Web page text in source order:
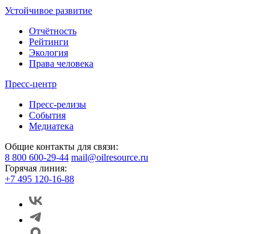
Устойчивое развитие
Отчётность
Рейтинги
Экология
Права человека
Пресс-центр
Пресс-релизы
События
Медиатека
Общие контакты для связи:
8 800 600-29-44 mail@oilresource.ru
Горячая линия:
+7 495 120-16-88